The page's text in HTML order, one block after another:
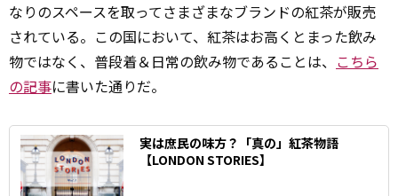
なりのスペースを取ってさまざまなブランドの紅茶が販売
されている。この国において、紅茶はお高くとまった飲み
物ではなく、普段着＆日常の飲み物であることは、 こちら
の記事に書いた通りだ。
実は庶民の味方？「真の」紅茶物語
【LONDON STORIES】